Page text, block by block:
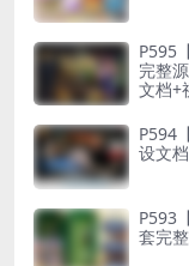
P595
完整
文档+
P594
设文档
P593
套完